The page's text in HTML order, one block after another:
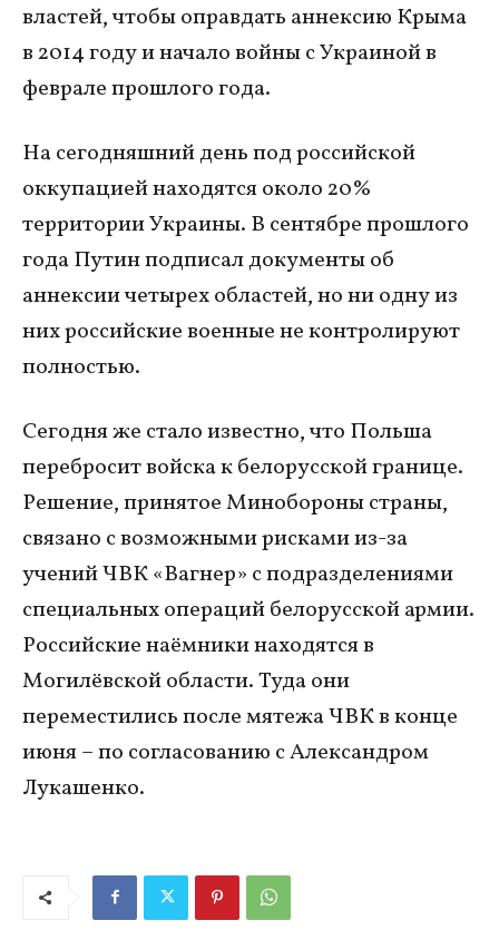
властей, чтобы оправдать аннексию Крыма
в 2014 году и начало войны с Украиной в
феврале прошлого года.
На сегодняшний день под российской
оккупацией находятся около 20%
территории Украины. В сентябре прошлого
года Путин подписал документы об
аннексии четырех областей, но ни одну из
них российские военные не контролируют
полностью.
Сегодня же стало известно, что Польша
перебросит войска к белорусской границе.
Решение, принятое Минобороны страны,
связано с возможными рисками из-за
учений ЧВК «Вагнер» с подразделениями
специальных операций белорусской армии.
Российские наёмники находятся в
Могилёвской области. Туда они
переместились после мятежа ЧВК в конце
июня – по согласованию с Александром
Лукашенко.